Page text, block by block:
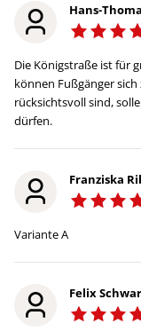
Hans-
Die Königstraße ist für
können Fußgänger
rücksichtsvoll sind,
dürfen.
Franziska
Variante A
Felix